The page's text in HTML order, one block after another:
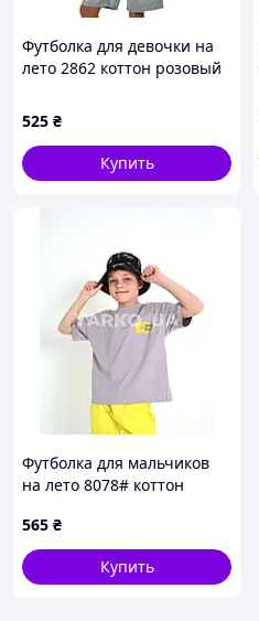
Футболка для девочки на
лето 2862 коттон розовый
525 ₴
Купить
Футболка для мальчиков
на лето 8078# коттон
565 ₴
Купить